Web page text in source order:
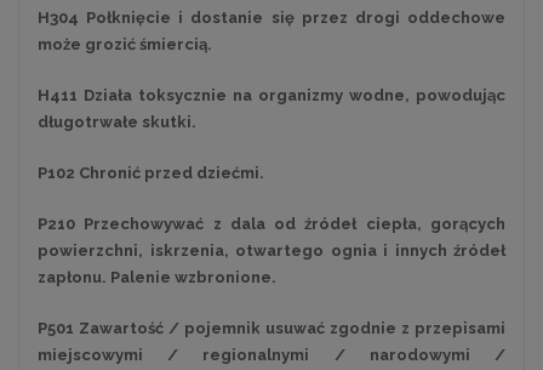
H304 Połknięcie i dostanie się przez drogi oddechowe
może grozić śmiercią.
H411 Działa toksycznie na organizmy wodne, powodując
długotrwałe skutki.
P102 Chronić przed dziećmi.
P210 Przechowywać z dala od źródeł ciepła, gorących
powierzchni, iskrzenia, otwartego ognia i innych źródeł
zapłonu. Palenie wzbronione.
P501 Zawartość / pojemnik usuwać zgodnie z przepisami
miejscowymi / regionalnymi / narodowymi /